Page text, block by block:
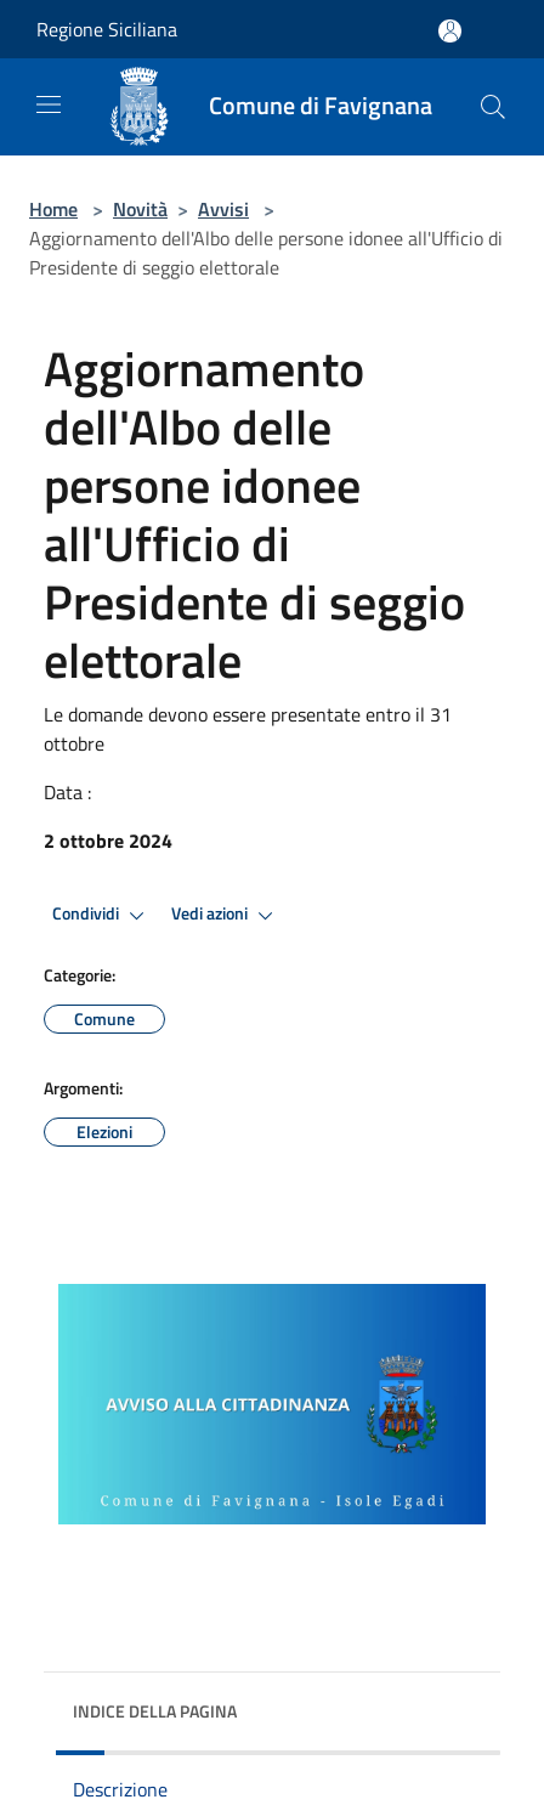
Regione Siciliana
Comune di Favignana
Home > Novità > Avvisi >
Aggiornamento dell'Albo delle persone idonee all'Ufficio di
Presidente di seggio elettorale
Aggiornamento
dell'Albo delle
persone idonee
all'Ufficio di
Presidente di seggio
elettorale
Le domande devono essere presentate entro il 31
ottobre
Data :
2 ottobre 2024
Condividi Vedi azioni
Categorie:
Comune
Argomenti:
Elezioni
INDICE DELLA PAGINA
Descrizione